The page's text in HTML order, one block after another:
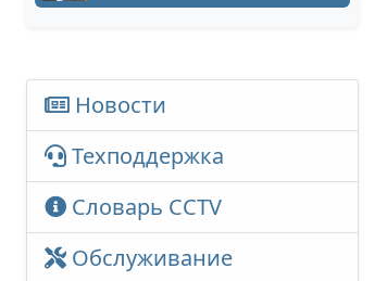
Новости
Техподдержка
Словарь CCTV
Обслуживание